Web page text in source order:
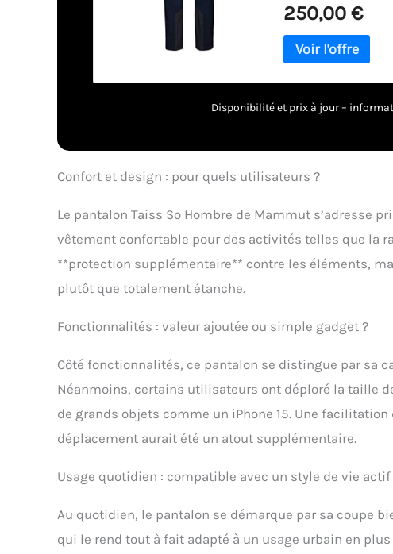
250,00 €
Disponibilité et prix à jour –
Confort et design : pour quels utilisateurs ?
Le pantalon Taiss So Hombre de Mammut s’adresse
vêtement confortable pour des activités telles que la
**protection supplémentaire** contre les éléments,
plutôt que totalement étanche.
Fonctionnalités : valeur ajoutée ou simple gadget ?
Côté fonctionnalités, ce pantalon se distingue par sa
Néanmoins, certains utilisateurs ont déploré la taille
de grands objets comme un iPhone 15. Une
déplacement aurait été un atout supplémentaire.
Usage quotidien : compatible avec un style de vie actif
Au quotidien, le pantalon se démarque par sa coupe
qui le rend tout à fait adapté à un usage urbain en